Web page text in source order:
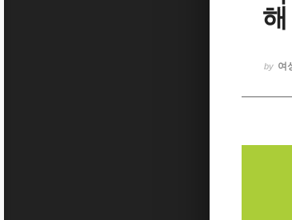
by 여
Sketchbook5, 스케치북5